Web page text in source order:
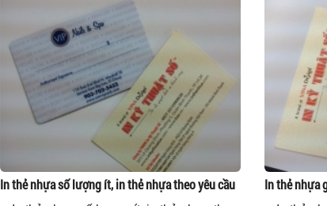
In thẻ nhựa số lượng ít, in thẻ nhựa theo yêu cầu In thẻ nhựa